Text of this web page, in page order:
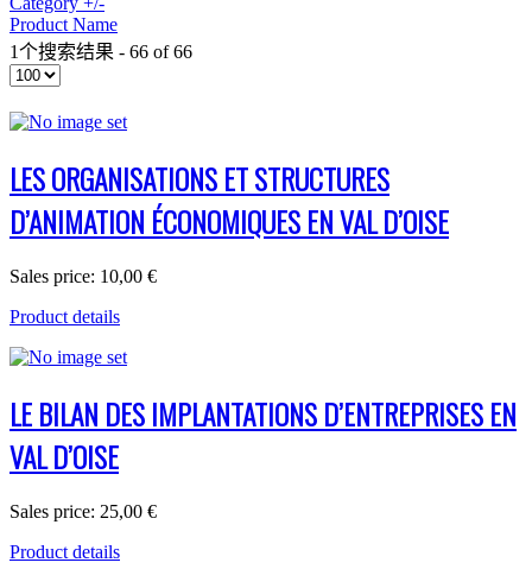
Product Name
1个搜索结果 - 66 of 66
LES ORGANISATIONS ET STRUCTURES
D’ANIMATION ÉCONOMIQUES EN VAL D’OISE
Sales price: 10,00 €
Product details
LE BILAN DES IMPLANTATIONS D’ENTREPRISES EN
VAL D’OISE
Sales price: 25,00 €
Product details